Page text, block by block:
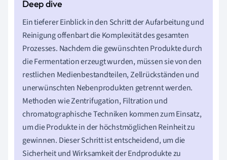
Ein tieferer Einblick in den Schritt der Aufarbeitung und
Reinigung offenbart die Komplexität des gesamten
Prozesses. Nachdem die gewünschten Produkte durch
die Fermentation erzeugt wurden, müssen sie von den
restlichen Medienbestandteilen, Zellrückständen und
unerwünschten Nebenprodukten getrennt werden.
Methoden wie Zentrifugation, Filtration und
chromatographische Techniken kommen zum Einsatz,
um die Produkte in der höchstmöglichen Reinheit zu
gewinnen. Dieser Schritt ist entscheidend, um die
Sicherheit und Wirksamkeit der Endprodukte zu